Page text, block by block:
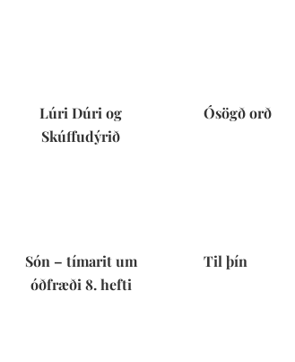
Lúri Dúri og
Skúffudýrið
Ósögð orð
Són – tímarit um
óðfræði 8. hefti
Til þín